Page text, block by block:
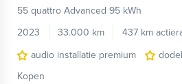
55 quattro Advanced 95 kWh
2023
33.000 km 437 km
audio installatie premium
Kopen